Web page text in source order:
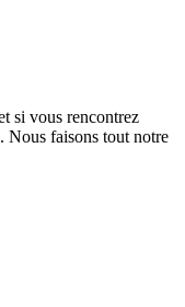
si vous rencontrez
Nous faisons tout notre